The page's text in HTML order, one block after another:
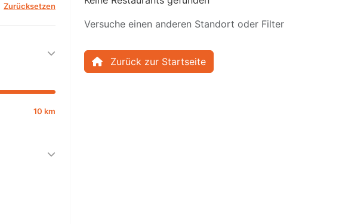
Zurücksetzen
10 km
Versuche einen anderen Standort oder Filter
Zurück zur Startseite